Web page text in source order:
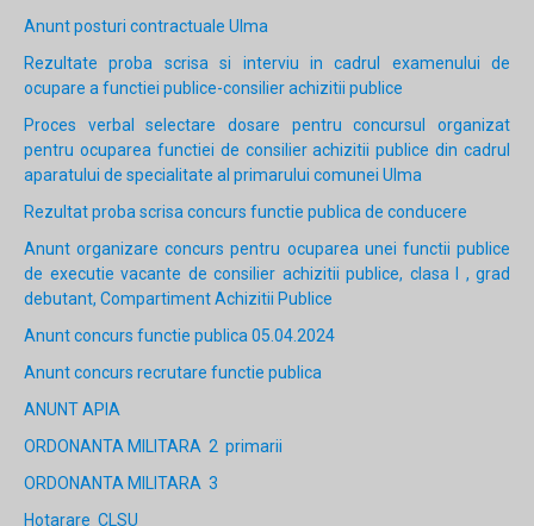
Anunt posturi contractuale Ulma
Rezultate proba scrisa si interviu in cadrul examenului de
ocupare a functiei publice-consilier achizitii publice
Proces verbal selectare dosare pentru concursul organizat
pentru ocuparea functiei de consilier achizitii publice din cadrul
aparatului de specialitate al primarului comunei Ulma
Rezultat proba scrisa concurs functie publica de conducere
Anunt organizare concurs pentru ocuparea unei functii publice
de executie vacante de consilier achizitii publice, clasa I , grad
debutant, Compartiment Achizitii Publice
Anunt concurs functie publica 05.04.2024
Anunt concurs recrutare functie publica
ANUNT APIA
ORDONANTA MILITARA 2 primarii
ORDONANTA MILITARA 3
Hotarare CLSU